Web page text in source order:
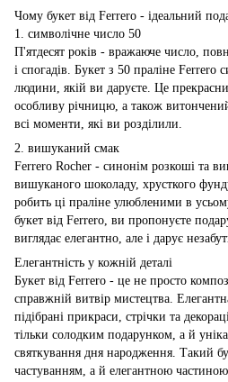
Чому букет від Ferrero - ідеальний
1. символічне число 50
П'ятдесят років - вражаюче число,
і спогадів. Букет з 50 праліне Ferrero
людини, якій ви даруєте. Це
особливу річницю, а також
всі моменти, які ви розділили.
2. вишуканий смак
Ferrero Rocher - синонім розкоші та
вишуканого шоколаду, хрусткого
робить ці праліне улюбленими в
букет від Ferrero, ви пропонуєте
виглядає елегантно, але і дарує
Елегантність у кожній деталі
Букет від Ferrero - це не просто
справжній витвір мистецтва.
підібрані прикраси, стрічки та
тільки солодким подарунком, а й
святкування дня народження. Такий
частуванням, а й елегантною